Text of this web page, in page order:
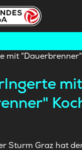
mit
Sturm Graz hat